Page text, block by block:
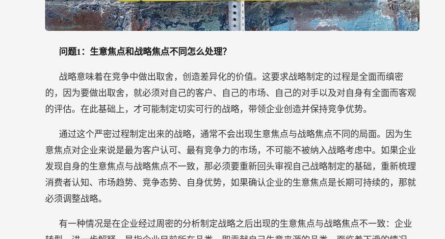
问题1：生意焦点和战略焦点不同怎么处理？
战略意味着在竞争中做出取舍，创造差异化的价值。这要求战略制定的过程是全面而缜密
的，因为要做出取舍，就必须对自己的客户、自己的市场、自己的对手以及对自身有全面而客观
的评估。在此基础上，才可能制定切实可行的战略，带领企业创造并保持竞争优势。
通过这个严密过程制定出来的战略，通常不会出现生意焦点与战略焦点不同的局面。因为生
意焦点对企业来说是最为客户认可、最有竞争力的市场，不可能不被纳入战略考虑中。如果企业
发现自身的生意焦点与战略焦点不一致，那必须要重新回头审视自己战略制定的基础，重新梳理
消费者认知、市场趋势、竞争态势、自身优势，如果确认企业的生意焦点是长期可持续的，那就
必须调整战略。
有一种情况是在企业经过周密的分析制定战略之后出现的生意焦点与战略焦点不一致：企业